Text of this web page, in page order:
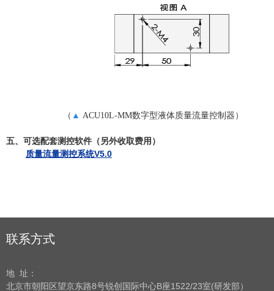
（ ▲ ACU10L-MM数字型液体质量流量控制器 ）
五、可选配套测控软件 （另外收取费用）
质量流量测控系统V5.0
联系方式
地 址：
北京市朝阳区望京东路8号锐创国际中心B座1522/23室(研发部）